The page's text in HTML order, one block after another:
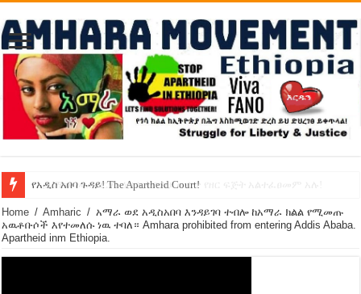
የኢዜማው መሪ ብርሃኑ ነጋ ኢትዮጵያ ውስጥ የዘር ፍጅት አልተፈፀመም አሉ!
የአዲስ አበባ ጉዳይ! The Apartheid Court!
Home / Amharic / አማራ ወደ አዲስአበባ እንዳይገባ ተብሎ ከአማራ ክልል የሚመጡ
አዉቶቡሶች እየተመለሱ ነዉ ተባለ። Amhara prohibited from entering Addis Ababa.
Apartheid inm Ethiopia.